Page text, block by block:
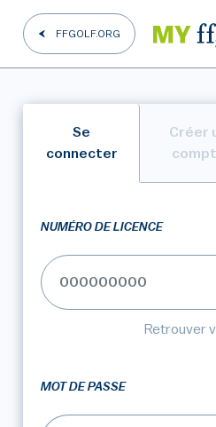
FFGOLF.ORG
Se
connecter
Créer
NUMÉRO DE LICENCE
Retrouver
MOT DE PASSE